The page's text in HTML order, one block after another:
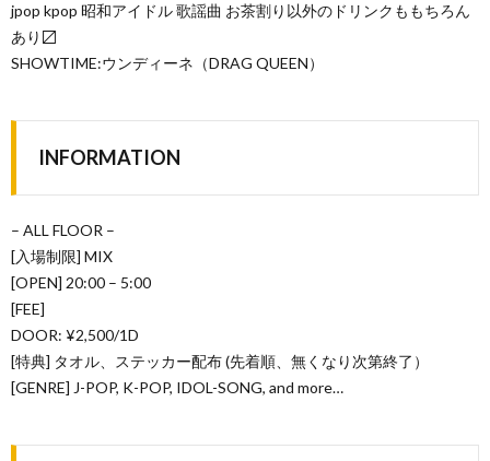
jpop kpop 昭和アイドル 歌謡曲 お茶割り以外のドリンクももちろん
あり〼
SHOWTIME:ウンディーネ（DRAG QUEEN）
INFORMATION
– ALL FLOOR –
[入場制限] MIX
[OPEN] 20:00 – 5:00
[FEE]
DOOR: ¥2,500/1D
[特典] タオル、ステッカー配布 (先着順、無くなり次第終了）
[GENRE] J-POP, K-POP, IDOL-SONG, and more…